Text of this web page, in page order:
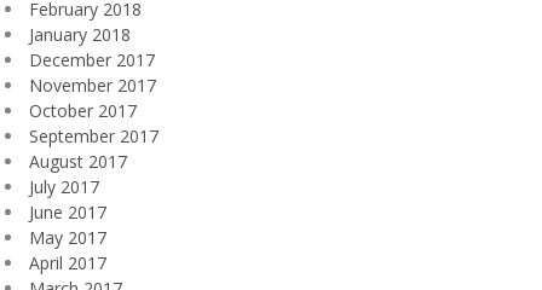
February 2018
January 2018
December 2017
November 2017
October 2017
September 2017
August 2017
July 2017
June 2017
May 2017
April 2017